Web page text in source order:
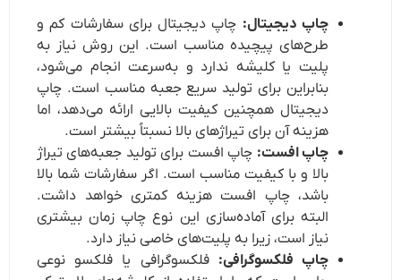
چاپ دیجیتال: چاپ دیجیتال برای سفارشات کم و
طرح‌های پیچیده مناسب است. این روش نیاز به
پلیت یا کلیشه ندارد و به‌سرعت انجام می‌شود،
بنابراین برای تولید سریع جعبه مناسب است. چاپ
دیجیتال همچنین کیفیت بالایی ارائه می‌دهد، اما
هزینه آن برای تیراژهای بالا نسبتاً بیشتر است.
چاپ افست: چاپ افست برای تولید جعبه‌های تیراژ
بالا و با کیفیت مناسب است. اگر سفارشات شما بالا
باشد، چاپ افست هزینه کمتری خواهد داشت.
البته برای آماده‌سازی این نوع چاپ زمان بیشتری
نیاز است، زیرا به پلیت‌های خاصی نیاز دارد.
چاپ فلکسوگرافی: فلکسوگرافی یا فلکسو نوعی